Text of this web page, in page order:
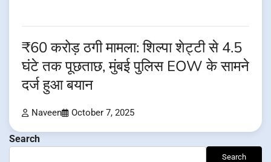
₹60 करोड़ ठगी मामला: शिल्पा शेट्टी से 4.5
घंटे तक पूछताछ, मुंबई पुलिस EOW के सामने
दर्ज हुआ बयान
Naveen October 7, 2025
Search
Search